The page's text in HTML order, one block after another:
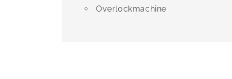
Overlockmachine